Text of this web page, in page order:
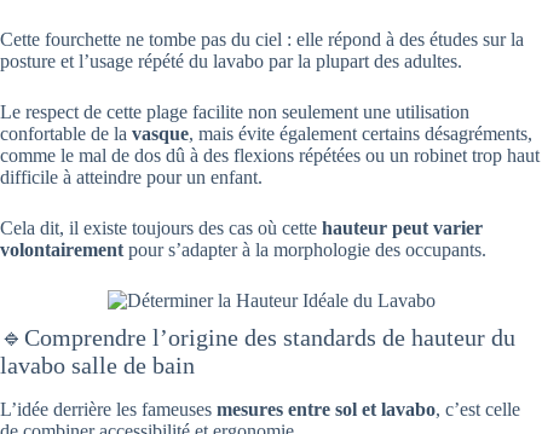
Cette fourchette ne tombe pas du ciel : elle répond à des études sur la
posture et l’usage répété du lavabo par la plupart des adultes.
Le respect de cette plage facilite non seulement une utilisation
confortable de la vasque, mais évite également certains désagréments,
comme le mal de dos dû à des flexions répétées ou un robinet trop haut
difficile à atteindre pour un enfant.
Cela dit, il existe toujours des cas où cette hauteur peut varier
volontairement pour s’adapter à la morphologie des occupants.
🔹Comprendre l’origine des standards de hauteur du
lavabo salle de bain
L’idée derrière les fameuses mesures entre sol et lavabo, c’est celle